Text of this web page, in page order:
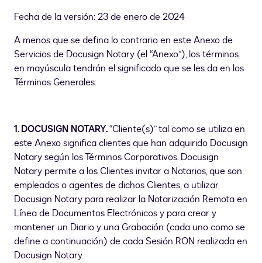
Fecha de la versión: 23 de enero de 2024
A menos que se defina lo contrario en este Anexo de
Servicios de Docusign Notary (el “Anexo”), los términos
en mayúscula tendrán el significado que se les da en los
Términos Generales.
1. DOCUSIGN NOTARY.“Cliente(s)” tal como se utiliza en
este Anexo significa clientes que han adquirido Docusign
Notary según los Términos Corporativos. Docusign
Notary permite a los Clientes invitar a Notarios, que son
empleados o agentes de dichos Clientes, a utilizar
Docusign Notary para realizar la Notarización Remota en
Línea de Documentos Electrónicos y para crear y
mantener un Diario y una Grabación (cada uno como se
define a continuación) de cada Sesión RON realizada en
Docusign Notary.